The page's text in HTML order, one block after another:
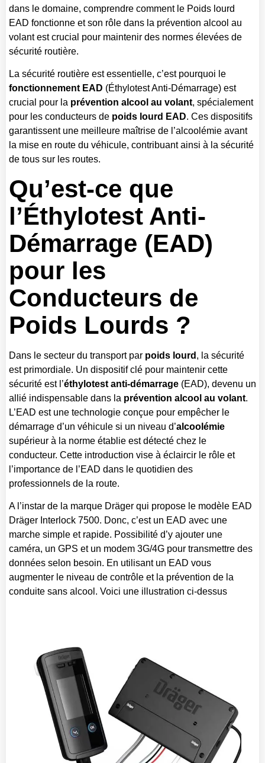
dans le domaine, comprendre comment le Poids lourd
EAD fonctionne et son rôle dans la prévention alcool au
volant est crucial pour maintenir des normes élevées de
sécurité routière.
La sécurité routière est essentielle, c’est pourquoi le
fonctionnement EAD (Éthylotest Anti-Démarrage) est
crucial pour la prévention alcool au volant, spécialement
pour les conducteurs de poids lourd EAD. Ces dispositifs
garantissent une meilleure maîtrise de l’alcoolémie avant
la mise en route du véhicule, contribuant ainsi à la sécurité
de tous sur les routes.
Qu’est-ce que
l’Éthylotest Anti-
Démarrage (EAD)
pour les
Conducteurs de
Poids Lourds ?
Dans le secteur du transport par poids lourd , la sécurité
est primordiale. Un dispositif clé pour maintenir cette
sécurité est l’éthylotest anti-démarrage (EAD), devenu un
allié indispensable dans la prévention alcool au volant.
L’EAD est une technologie conçue pour empêcher le
démarrage d’un véhicule si un niveau d’alcoolémie
supérieur à la norme établie est détecté chez le
conducteur. Cette introduction vise à éclaircir le rôle et
l’importance de l’EAD dans le quotidien des
professionnels de la route.
A l’instar de la marque Dräger qui propose le modèle EAD
Dräger Interlock 7500. Donc, c’est un EAD avec une
marche simple et rapide. Possibilité d’y ajouter une
caméra, un GPS et un modem 3G/4G pour transmettre des
données selon besoin. En utilisant un EAD vous
augmenter le niveau de contrôle et la prévention de la
conduite sans alcool. Voici une illustration ci-dessus